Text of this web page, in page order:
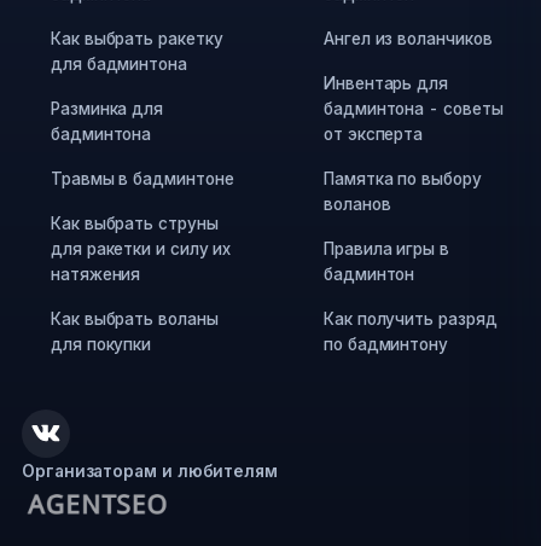
Как выбрать ракетку
для бадминтона
Разминка для
бадминтона
Травмы в бадминтоне
Как выбрать струны
для ракетки и силу их
натяжения
Как выбрать воланы
для покупки
Ангел из воланчиков
Инвентарь для
бадминтона - советы
от эксперта
Памятка по выбору
воланов
Правила игры в
бадминтон
Как получить разряд
по бадминтону
Организаторам и любителям